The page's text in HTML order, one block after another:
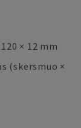
× 12 mm
(skersmuo ×